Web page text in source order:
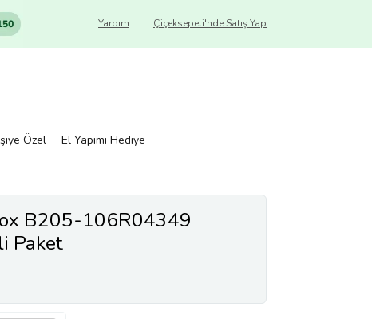
Çiçeksepeti'nde Satış Yap
Yardım
Özel El Yapımı Hediye
B205-106R04349
Paket